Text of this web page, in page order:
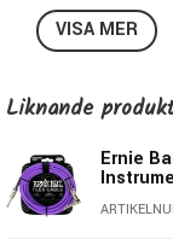
ofärgad ton
lätthanterlig utan
och bibehålla
öka livslängden
Ernie Ball
VISA MER
Liknande
Ernie